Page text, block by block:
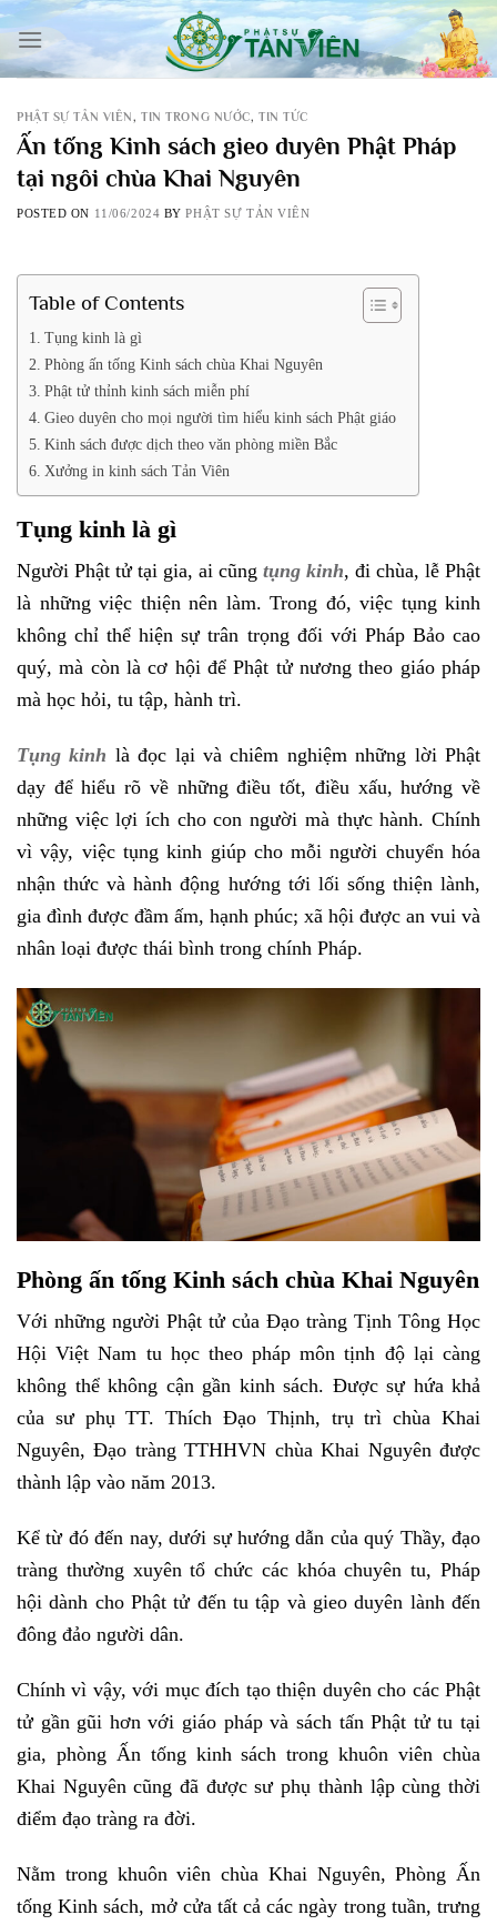
Skip
content
PHẬT SỰ TẢN VIÊN ,TIN TRONG NƯỚC,TIN TỨC
Ấn tống Kinh sách gieo duyên Phật Pháp
tại ngôi chùa Khai Nguyên
POSTED ON 11/06/2024 BYPHẬT SỰ TẢN VIÊN
Table of Contents
Tụng kinh là gì
Phòng ấn tống Kinh sách chùa Khai Nguyên
Phật tử thỉnh kinh sách miễn phí
Gieo duyên cho mọi người tìm hiểu kinh sách Phật giáo
Kinh sách được dịch theo văn phòng miền Bắc
Xưởng in kinh sách Tản Viên
Tụng kinh là gì
Người Phật tử tại gia, ai cũng tụng kinh, đi chùa, lễ Phật
là những việc thiện nên làm. Trong đó, việc tụng kinh
không chỉ thể hiện sự trân trọng đối với Pháp Bảo cao
quý, mà còn là cơ hội để Phật tử nương theo giáo pháp
mà học hỏi, tu tập, hành trì.
Tụng kinh là đọc lại và chiêm nghiệm những lời Phật
dạy để hiểu rõ về những điều tốt, điều xấu, hướng về
những việc lợi ích cho con người mà thực hành. Chính
vì vậy, việc tụng kinh giúp cho mỗi người chuyển hóa
nhận thức và hành động hướng tới lối sống thiện lành,
gia đình được đầm ấm, hạnh phúc; xã hội được an vui và
nhân loại được thái bình trong chính Pháp.
Phòng ấn tống Kinh sách chùa Khai Nguyên
Với những người Phật tử của Đạo tràng Tịnh Tông Học
Hội Việt Nam tu học theo pháp môn tịnh độ lại càng
không thể không cận gần kinh sách. Được sự hứa khả
của sư phụ TT. Thích Đạo Thịnh, trụ trì chùa Khai
Nguyên, Đạo tràng TTHHVN chùa Khai Nguyên được
thành lập vào năm 2013.
Kể từ đó đến nay, dưới sự hướng dẫn của quý Thầy, đạo
tràng thường xuyên tổ chức các khóa chuyên tu, Pháp
hội dành cho Phật tử đến tu tập và gieo duyên lành đến
đông đảo người dân.
Chính vì vậy, với mục đích tạo thiện duyên cho các Phật
tử gần gũi hơn với giáo pháp và sách tấn Phật tử tu tại
gia, phòng Ấn tống kinh sách trong khuôn viên chùa
Khai Nguyên cũng đã được sư phụ thành lập cùng thời
điểm đạo tràng ra đời.
Nằm trong khuôn viên chùa Khai Nguyên, Phòng Ấn
tống Kinh sách, mở cửa tất cả các ngày trong tuần, trưng